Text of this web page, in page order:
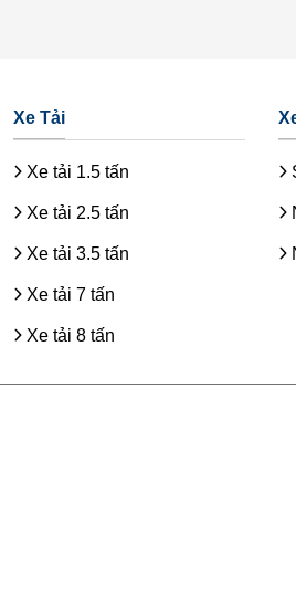
Xe Tải
Xe tải 1.5 tấn
Xe tải 2.5 tấn
Xe tải 3.5 tấn
Xe tải 7 tấn
Xe tải 8 tấn